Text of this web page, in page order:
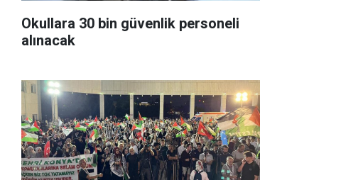
Okullara 30 bin güvenlik personeli
alınacak